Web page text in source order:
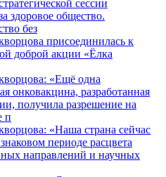
сессии
здоровое общество.
без
присоединилась к
доброй акции «Ёлка
«Ещё одна
онковакцина, разработанная
получила разрешение на
п
«Наша страна сейчас
периоде расцвета
направлений и научных